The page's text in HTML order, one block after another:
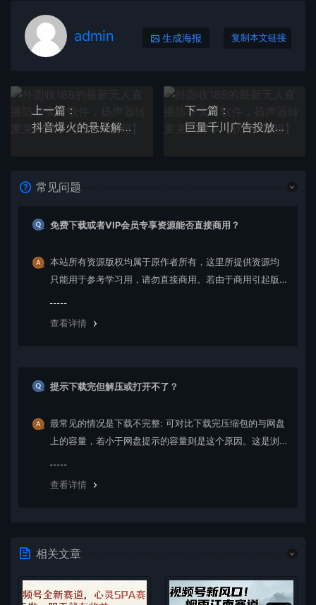
admin 生成海报 复制本文链接
上一篇：
抖音爆火的悬疑解谜小游戏【规则怪谈】无人直播玩法【教程+游戏+工具软件
下一篇：
巨量千川广告投放：实操基础逻辑，无任何理论知识，新手也能学会！
常见问题
免费下载或者VIP会员专享资源能否直接商用？
本站所有资源版权均属于原作者所有，这里所提供资源均
只能用于参考学习用，请勿直接商用。若由于商用引起版
查看详情
提示下载完但解压或打开不了？
最常见的情况是下载不完整: 可对比下载完压缩包的与网盘
上的容量，若小于网盘提示的容量则是这个原因。这是浏
查看详情
相关文章